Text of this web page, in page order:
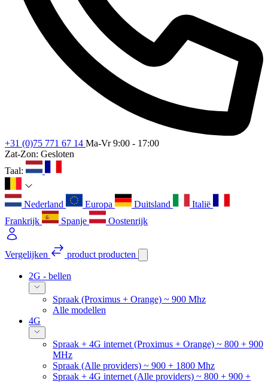
+31 (0)75 771 67 14 Ma-Vr 9:00 - 17:00
Zat-Zon: Gesloten
Taal:
Nederland Europa Duitsland
Italië
Frankrijk
Spanje Oostenrijk
Vergelijken product producten
2G - bellen
Spraak (Proximus + Orange) ~ 900 Mhz
Alle modellen
4G
Spraak + 4G internet (Proximus + Orange) ~ 800 + 900
MHz
Spraak (Alle providers) ~ 900 + 1800 Mhz
Spraak + 4G internet (Alle providers) ~ 800 + 900 +